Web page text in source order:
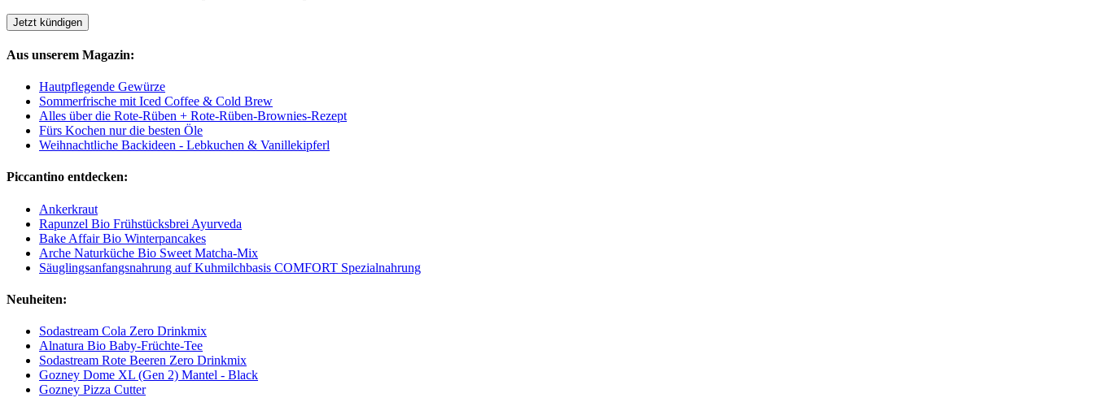
Aus unserem Magazin:
Hautpflegende Gewürze
Sommerfrische mit Iced Coffee & Cold Brew
Alles über die Rote-Rüben + Rote-Rüben-Brownies-Rezept
Fürs Kochen nur die besten Öle
Weihnachtliche Backideen - Lebkuchen & Vanillekipferl
Piccantino entdecken:
Ankerkraut
Rapunzel Bio Frühstücksbrei Ayurveda
Bake Affair Bio Winterpancakes
Arche Naturküche Bio Sweet Matcha-Mix
Säuglingsanfangsnahrung auf Kuhmilchbasis COMFORT Spezialnahrung
Neuheiten:
Sodastream Cola Zero Drinkmix
Alnatura Bio Baby-Früchte-Tee
Sodastream Rote Beeren Zero Drinkmix
Gozney Dome XL (Gen 2) Mantel - Black
Gozney Pizza Cutter